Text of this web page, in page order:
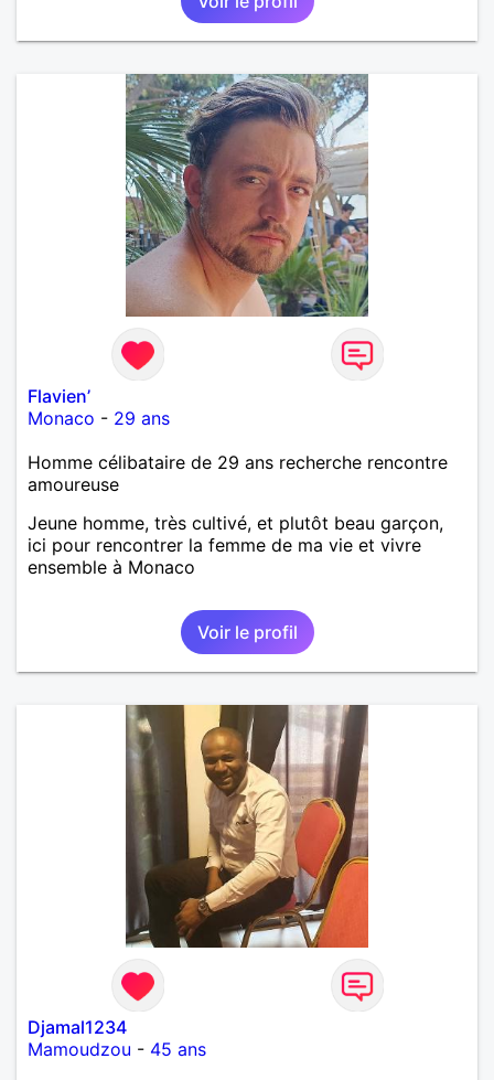
Flavien’
Monaco - 29 ans
Homme célibataire de 29 ans recherche rencontre
amoureuse
Jeune homme, très cultivé, et plutôt beau garçon,
ici pour rencontrer la femme de ma vie et vivre
ensemble à Monaco
Voir le profil
Djamal1234
Mamoudzou - 45 ans